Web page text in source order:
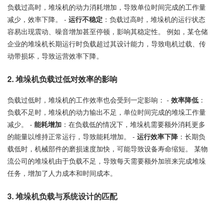
负载过高时，堆垛机的动力消耗增加，导致单位时间完成的工作量
减少，效率下降。 - 运行不稳定 ：负载过高时，堆垛机的运行状态
容易出现震动、噪音增加甚至停顿，影响其稳定性。 例如，某仓储
企业的堆垛机长期运行时负载超过其设计能力，导致电机过载、传
动带损坏，导致运营效率下降。
2. 堆垛机负载过低对效率的影响
负载过低时，堆垛机的工作效率也会受到一定影响： - 效率降低 ：
负载不足时，堆垛机的动力输出不足，单位时间完成的堆垛工作量
减少。 - 能耗增加 ：在负载低的情况下，堆垛机需要额外消耗更多
的能量以维持正常运行，导致能耗增加。 - 运行效率下降 ：长期负
载低时，机械部件的磨损速度加快，可能导致设备寿命缩短。 某物
流公司的堆垛机由于负载不足，导致每天需要额外加班来完成堆垛
任务，增加了人力成本和时间成本。
3. 堆垛机负载与系统设计的匹配